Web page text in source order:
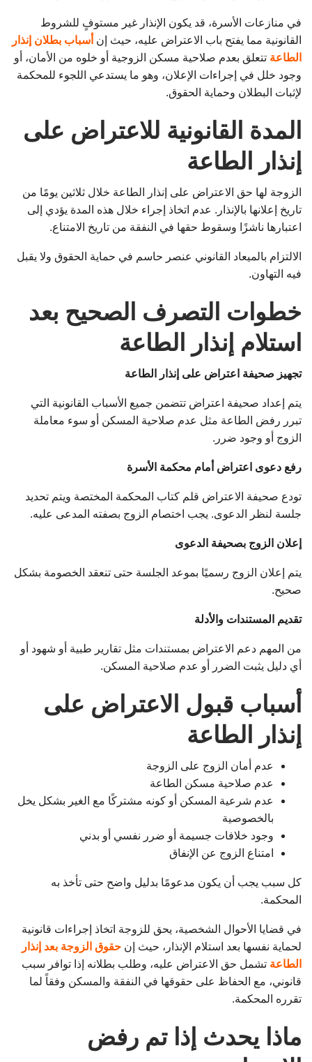
في منازعات الأسرة، قد يكون الإنذار غير مستوفٍ للشروط
القانونية مما يفتح باب الاعتراض عليه، حيث إن أسباب بطلان إنذار
الطاعة تتعلق بعدم صلاحية مسكن الزوجية أو خلوه من الأمان، أو
وجود خلل في إجراءات الإعلان، وهو ما يستدعي اللجوء للمحكمة
لإثبات البطلان وحماية الحقوق.
المدة القانونية للاعتراض على
إنذار الطاعة
الزوجة لها حق الاعتراض على إنذار الطاعة خلال ثلاثين يومًا من
تاريخ إعلانها بالإنذار. عدم اتخاذ إجراء خلال هذه المدة يؤدي إلى
اعتبارها ناشزًا وسقوط حقها في النفقة من تاريخ الامتناع.
الالتزام بالميعاد القانوني عنصر حاسم في حماية الحقوق ولا يقبل
فيه التهاون.
خطوات التصرف الصحيح بعد
استلام إنذار الطاعة
تجهيز صحيفة اعتراض على إنذار الطاعة
يتم إعداد صحيفة اعتراض تتضمن جميع الأسباب القانونية التي
تبرر رفض الطاعة مثل عدم صلاحية المسكن أو سوء معاملة
الزوج أو وجود ضرر.
رفع دعوى اعتراض أمام محكمة الأسرة
تودع صحيفة الاعتراض قلم كتاب المحكمة المختصة ويتم تحديد
جلسة لنظر الدعوى. يجب اختصام الزوج بصفته المدعى عليه.
إعلان الزوج بصحيفة الدعوى
يتم إعلان الزوج رسميًا بموعد الجلسة حتى تنعقد الخصومة بشكل
صحيح.
تقديم المستندات والأدلة
من المهم دعم الاعتراض بمستندات مثل تقارير طبية أو شهود أو
أي دليل يثبت الضرر أو عدم صلاحية المسكن.
أسباب قبول الاعتراض على
إنذار الطاعة
عدم أمان الزوج على الزوجة
عدم صلاحية مسكن الطاعة
عدم شرعية المسكن أو كونه مشتركًا مع الغير بشكل يخل
بالخصوصية
وجود خلافات جسيمة أو ضرر نفسي أو بدني
امتناع الزوج عن الإنفاق
كل سبب يجب أن يكون مدعومًا بدليل واضح حتى تأخذ به
المحكمة.
في قضايا الأحوال الشخصية، يحق للزوجة اتخاذ إجراءات قانونية
لحماية نفسها بعد استلام الإنذار، حيث إن حقوق الزوجة بعد إنذار
الطاعة تشمل حق الاعتراض عليه، وطلب بطلانه إذا توافر سبب
قانوني، مع الحفاظ على حقوقها في النفقة والمسكن وفقاً لما
تقرره المحكمة.
ماذا يحدث إذا تم رفض